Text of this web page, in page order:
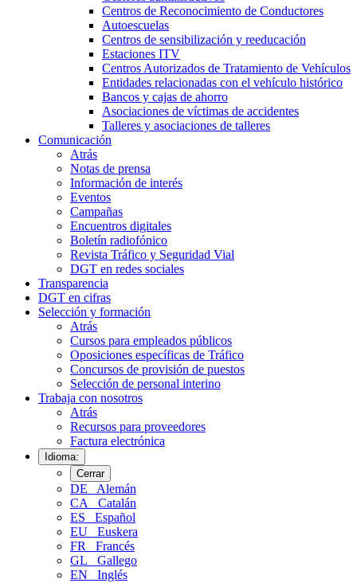
Centros de Reconocimiento de Conductores
Autoescuelas
Centros de sensibilización y reeducación
Estaciones ITV
Centros Autorizados de Tratamiento de Vehículos
Entidades relacionadas con el vehículo histórico
Bancos y cajas de ahorro
Asociaciones de víctimas de accidentes
Talleres y asociaciones de talleres
Comunicación
Atrás
Notas de prensa
Información de interés
Eventos
Campañas
Encuentros digitales
Boletín radiofónico
Revista Tráfico y Seguridad Vial
DGT en redes sociales
Transparencia
DGT en cifras
Selección y formación
Atrás
Cursos para empleados públicos
Oposiciones específicas de Tráfico
Concursos de provisión de puestos
Selección de personal interino
Trabaja con nosotros
Atrás
Recursos para proveedores
Factura electrónica
Idioma:
Cerrar
DE
Alemán
CA
Catalán
ES
Español
EU
Euskera
FR
Francés
GL
Gallego
EN
Inglés